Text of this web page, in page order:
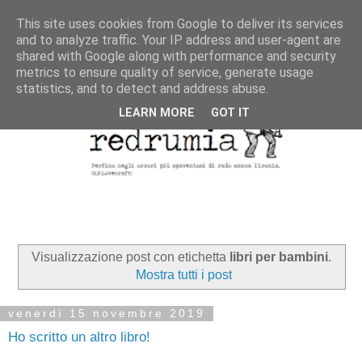
Visualizzazione post con etichetta libri per bambini.
Mostra tutti i post
venerdì 15 novembre 2019
Ho scritto un altro libro!
This site uses cookies from Google to deliver its services
and to analyze traffic. Your IP address and user-agent are
shared with Google along with performance and security
metrics to ensure quality of service, generate usage
statistics, and to detect and address abuse.
LEARN MORE GOT IT